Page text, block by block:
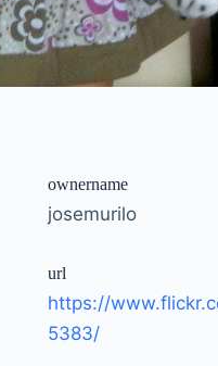
ownername
josemurilo
url
https://
5383/